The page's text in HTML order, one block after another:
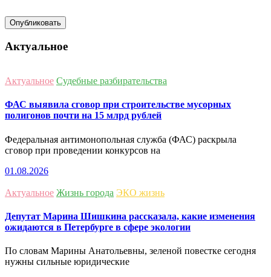
Актуальное
Актуальное Судебные разбирательства
ФАС выявила сговор при строительстве мусорных
полигонов почти на 15 млрд рублей
Федеральная антимонопольная служба (ФАС) раскрыла
сговор при проведении конкурсов на
01.08.2026
Актуальное Жизнь города ЭКО жизнь
Депутат Марина Шишкина рассказала, какие изменения
ожидаются в Петербурге в сфере экологии
По словам Марины Анатольевны, зеленой повестке сегодня
нужны сильные юридические